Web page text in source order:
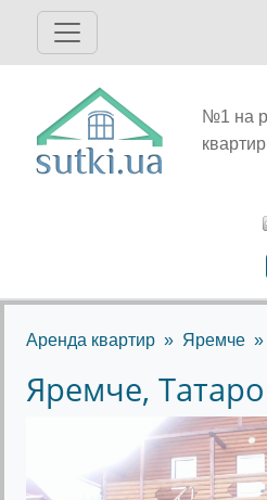
№1 на
Аренда квартир Яремче
Яремче,